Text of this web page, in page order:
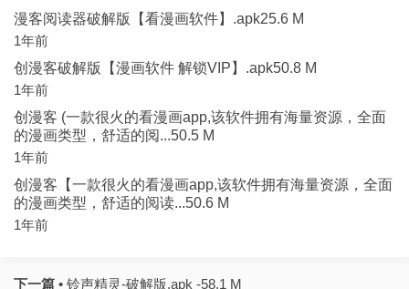
漫客阅读器破解版【看漫画软件】.apk25.6 M
1年前
创漫客破解版【漫画软件 解锁VIP】.apk50.8 M
1年前
创漫客 (一款很火的看漫画app,该软件拥有海量资源，全面
的漫画类型，舒适的阅...50.5 M
1年前
创漫客【一款很火的看漫画app,该软件拥有海量资源，全面
的漫画类型，舒适的阅读...50.6 M
1年前
下一篇 • 铃声精灵-破解版.apk -58.1 M